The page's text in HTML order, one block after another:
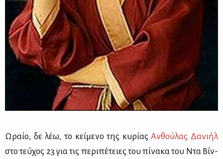
Ωραίο, δε λέω, το κεί­με­νο της κυ­ρί­αςΑν­θού­λας Δα­νι­ήλ
στο τεύ­χος 23 για τις πε­ρι­πέ­τειες του πί­να­κα του Ντα Βίν­